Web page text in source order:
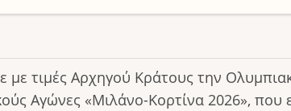
τιμές Αρχηγού Κράτους την
Αγώνες «Μιλάνο-Κορτίνα 2026», που